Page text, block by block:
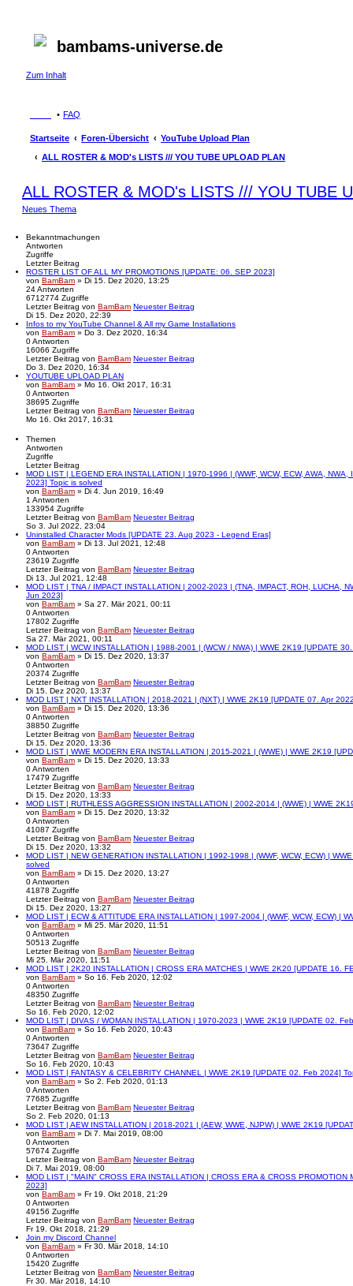
bambams-universe.de
Zum Inhalt
FAQ
Startseite Foren-Übersicht
YouTube Upload Plan
ALL ROSTER & MOD's LISTS /// YOU TUBE UPLOAD PLAN
ALL ROSTER & MOD's LISTS /// YOU TUBE
Neues Thema
Bekanntmachungen
Antworten
Zugriffe
Letzter Beitrag
ROSTER LIST OF ALL MY PROMOTIONS [UPDATE: 06. SEP 2023]
von BamBam » Di 15. Dez 2020, 13:25
24Antworten
6712774 Zugriffe
Letzter Beitrag von BamBam Neuester Beitrag
Di 15. Dez 2020, 22:39
Infos to my YouTube Channel & All my Game Installations
von BamBam » Do 3. Dez 2020, 16:34
0Antworten
16066 Zugriffe
Letzter Beitrag von BamBam Neuester Beitrag
Do 3. Dez 2020, 16:34
YOUTUBE UPLOAD PLAN
von BamBam » Mo 16. Okt 2017, 16:31
0Antworten
38695 Zugriffe
Letzter Beitrag von BamBam Neuester Beitrag
Mo 16. Okt 2017, 16:31
Themen
Antworten
Zugriffe
Letzter Beitrag
MOD LIST | LEGEND ERA INSTALLATION | 1970-1996 | (WWF, WCW, ECW, AWA,
2023] Topic is solved
von BamBam » Di 4. Jun 2019, 16:49
1 Antworten
133954 Zugriffe
Letzter Beitrag von BamBam Neuester Beitrag
So 3. Jul 2022, 23:04
Uninstalled Character Mods [UPDATE 23. Aug 2023 - Legend Eras]
von BamBam » Di 13. Jul 2021, 12:48
0Antworten
23619 Zugriffe
Letzter Beitrag von BamBam Neuester Beitrag
Di 13. Jul 2021, 12:48
MOD LIST | TNA / IMPACT INSTALLATION | 2002-2023 | (TNA, IMPACT, ROH, LUCHA,
Jun 2023]
von BamBam » Sa 27. Mär 2021, 00:11
0Antworten
17802 Zugriffe
Letzter Beitrag von BamBam Neuester Beitrag
Sa 27. Mär 2021, 00:11
MOD LIST | WCW INSTALLATION | 1988-2001 | (WCW / NWA) | WWE 2K19 [UPDATE
von BamBam » Di 15. Dez 2020, 13:37
0Antworten
20374 Zugriffe
Letzter Beitrag von BamBam Neuester Beitrag
Di 15. Dez 2020, 13:37
MOD LIST | NXT INSTALLATION | 2018-2021 | (NXT) | WWE 2K19 [UPDATE 07. Apr
von BamBam » Di 15. Dez 2020, 13:36
0Antworten
38850 Zugriffe
Letzter Beitrag von BamBam Neuester Beitrag
Di 15. Dez 2020, 13:36
MOD LIST | WWE MODERN ERA INSTALLATION | 2015-2021 | (WWE) | WWE 2K19
von BamBam » Di 15. Dez 2020, 13:33
0Antworten
17479 Zugriffe
Letzter Beitrag von BamBam Neuester Beitrag
Di 15. Dez 2020, 13:33
MOD LIST | RUTHLESS AGGRESSION INSTALLATION | 2002-2014 | (WWE) | WWE
von BamBam » Di 15. Dez 2020, 13:32
0Antworten
41087 Zugriffe
Letzter Beitrag von BamBam Neuester Beitrag
Di 15. Dez 2020, 13:32
MOD LIST | NEW GENERATION INSTALLATION | 1992-1998 | (WWF, WCW, ECW) |
solved
von BamBam » Di 15. Dez 2020, 13:27
0Antworten
41878 Zugriffe
Letzter Beitrag von BamBam Neuester Beitrag
Di 15. Dez 2020, 13:27
MOD LIST | ECW & ATTITUDE ERA INSTALLATION | 1997-2004 | (WWF, WCW, ECW) |
von BamBam » Mi 25. Mär 2020, 11:51
0Antworten
50513 Zugriffe
Letzter Beitrag von BamBam Neuester Beitrag
Mi 25. Mär 2020, 11:51
MOD LIST | 2K20 INSTALLATION | CROSS ERA MATCHES | WWE 2K20 [UPDATE 16.
von BamBam » So 16. Feb 2020, 12:02
0Antworten
48350 Zugriffe
Letzter Beitrag von BamBam Neuester Beitrag
So 16. Feb 2020, 12:02
MOD LIST | DIVAS / WOMAN INSTALLATION | 1970-2023 | WWE 2K19 [UPDATE 02.
von BamBam » So 16. Feb 2020, 10:43
0Antworten
73647 Zugriffe
Letzter Beitrag von BamBam Neuester Beitrag
So 16. Feb 2020, 10:43
MOD LIST | FANTASY & CELEBRITY CHANNEL | WWE 2K19 [UPDATE 02. Feb 2024]
von BamBam » So 2. Feb 2020, 01:13
0Antworten
77685 Zugriffe
Letzter Beitrag von BamBam Neuester Beitrag
So 2. Feb 2020, 01:13
MOD LIST | AEW INSTALLATION | 2018-2021 | (AEW, WWE, NJPW) | WWE 2K19
von BamBam » Di 7. Mai 2019, 08:00
0Antworten
57674 Zugriffe
Letzter Beitrag von BamBam Neuester Beitrag
Di 7. Mai 2019, 08:00
MOD LIST | "MAIN" CROSS ERA INSTALLATION | CROSS ERA & CROSS PROMOTION
2023]
von BamBam » Fr 19. Okt 2018, 21:29
0Antworten
49156 Zugriffe
Letzter Beitrag von BamBam Neuester Beitrag
Fr 19. Okt 2018, 21:29
Join my Discord Channel
von BamBam » Fr 30. Mär 2018, 14:10
0Antworten
15420 Zugriffe
Letzter Beitrag von BamBam Neuester Beitrag
Fr 30. Mär 2018, 14:10